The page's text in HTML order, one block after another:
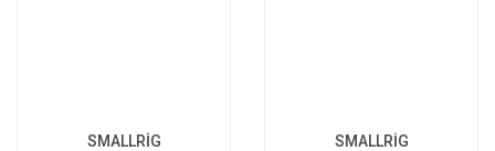
SMALLRİG SMALLRİG